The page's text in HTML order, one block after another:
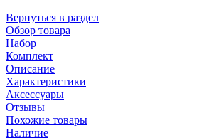
Вернуться в раздел
Обзор товара
Набор
Комплект
Описание
Характеристики
Аксессуары
Отзывы
Похожие товары
Наличие